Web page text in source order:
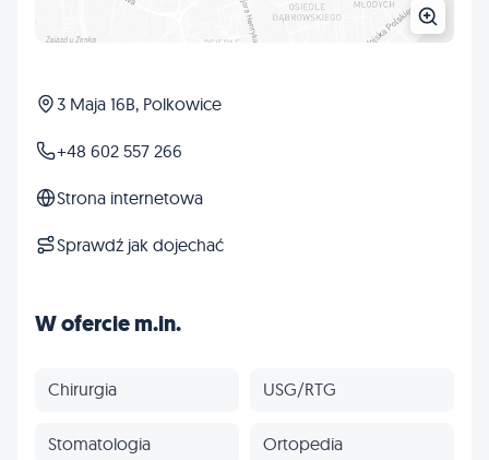
3 Maja 16B, Polkowice
+48 602 557 266
Strona internetowa
Sprawdź jak dojechać
W ofercie m.in.
Chirurgia USG/RTG
Stomatologia Ortopedia